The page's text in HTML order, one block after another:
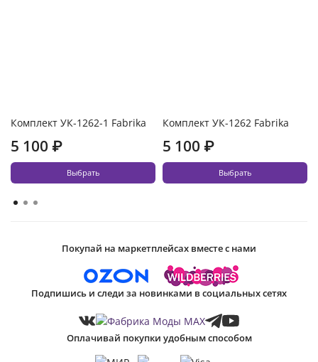
Комплект УК-1262-1 Fabrika
5 100 ₽
Выбрать
Комплект УК-1262 Fabrika
5 100 ₽
Выбрать
Покупай на маркетплейсах вместе с нами
Подпишись и следи за новинками в социальных сетях
Оплачивай покупки удобным способом